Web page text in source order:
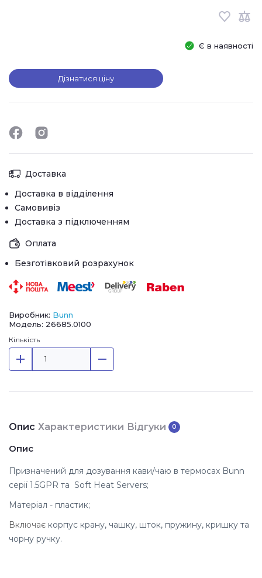
Є в наявності
Дізнатися ціну
Доставка
Доставка в відділення
Самовивіз
Доставка з підключенням
Оплата
Безготівковий розрахунок
Виробник: Bunn
Модель: 26685.0100
Кількість
Опис Характеристики Відгуки 0
Опис
Призначений для дозування кави/чаю в термосах Bunn
серії1.5GPR та Soft Heat Servers;
Матеріал - пластик;
Включає корпус крану, чашку, шток, пружину, кришку та
чорну ручку.